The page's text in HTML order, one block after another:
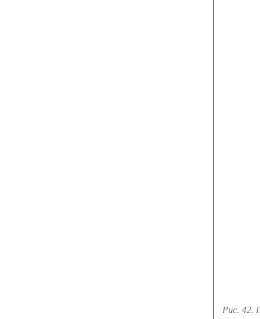
Рис. 42.